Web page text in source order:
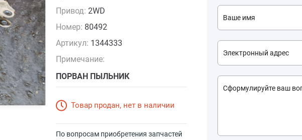
Привод: 2WD
Номер: 80492
Артикул: 1344333
Примечание:
ПОРВАН ПЫЛЬНИК
Товар продан, нет в наличии
По вопросам приобретения запчастей